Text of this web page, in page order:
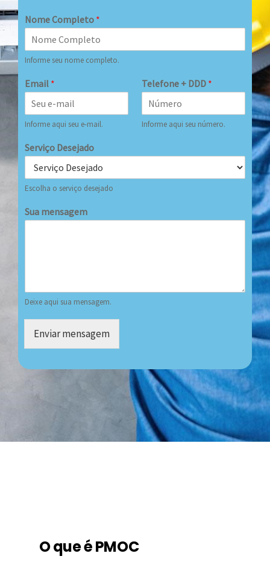
Nome Completo *
Informe seu nome completo.
Email *
Informe aqui seu e-mail.
Telefone + DDD *
Informe aqui seu número.
Serviço Desejado
Escolha o serviço desejado
Sua mensagem
Deixe aqui sua mensagem.
Enviar mensagem
O que é PMOC